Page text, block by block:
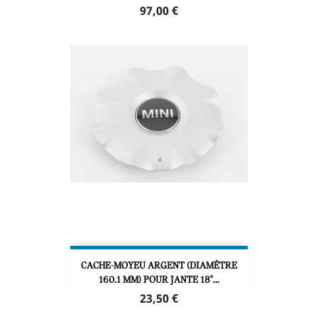
Prix
97,00 €
CACHE-MOYEU ARGENT (DIAMÈTRE
160.1 MM) POUR JANTE 18"...
Prix
23,50 €